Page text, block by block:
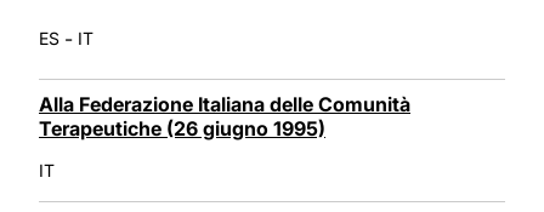
ES - IT
Alla Federazione Italiana delle Comunità
Terapeutiche (26 giugno 1995)
IT